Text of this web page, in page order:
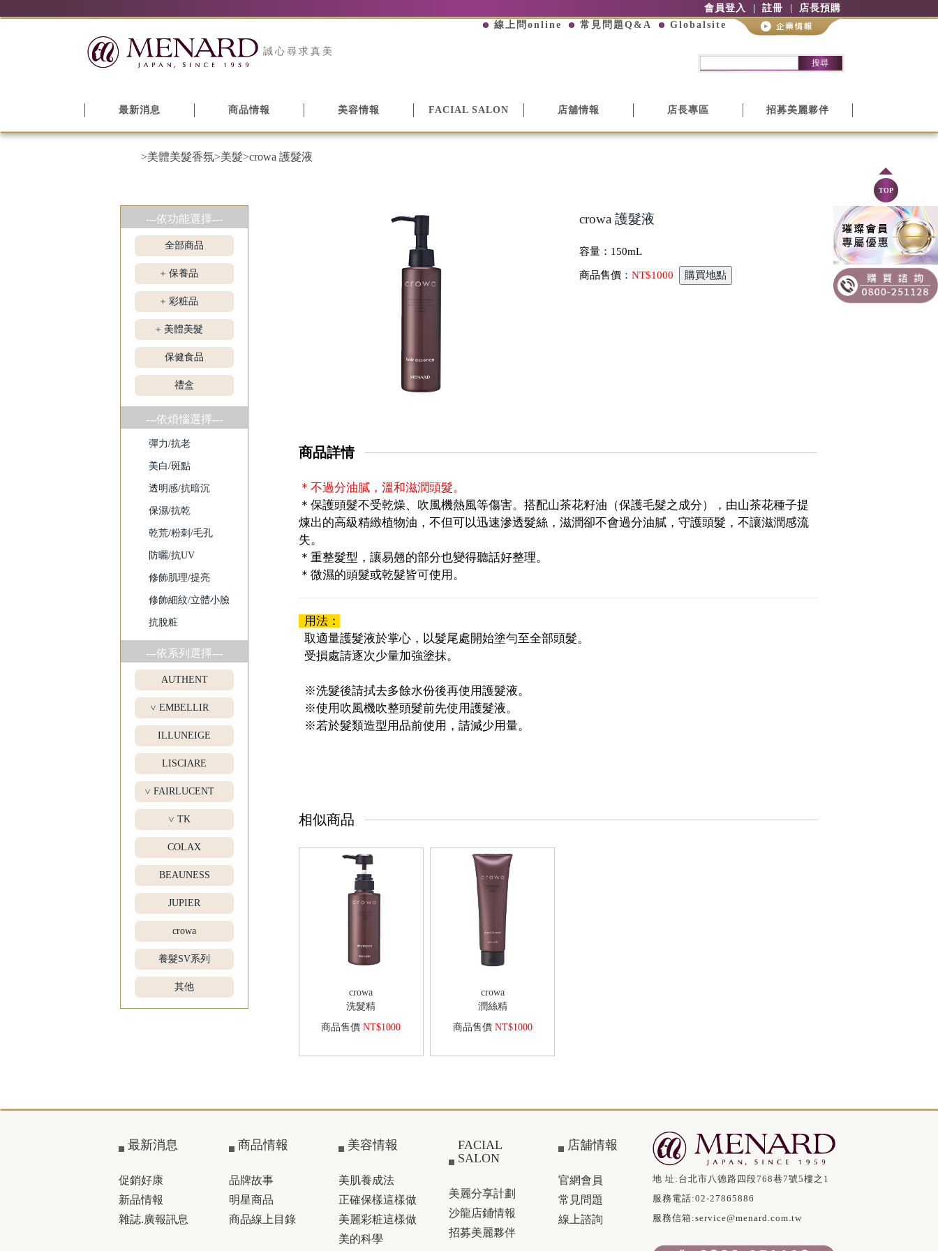
店長預購
註冊
會員登入
線上問online
常見問題Q&A Globalsite
搜尋
誠心尋求真美
最新消息 商品情報 美容情報 FACIAL SALON 店舖情報 店長專區 招募美麗夥伴
>美體美髮香氛>美髮>crowa 護髮液
---依功能選擇---
全部商品
+ 保養品
+ 彩粧品
+ 美體美髮
保健食品
禮盒
---依煩惱選擇---
彈力/抗老
美白/斑點
透明感/抗暗沉
保濕/抗乾
乾荒/粉刺/毛孔
防曬/抗UV
修飾肌理/提亮
修飾細紋/立體小臉
抗脫粧
---依系列選擇---
AUTHENT
> EMBELLIR
ILLUNEIGE
LISCIARE
> FAIRLUCENT
> TK
COLAX
BEAUNESS
JUPIER
crowa
養髮SV系列
其他
crowa 護髮液
容量： 150mL
商品售價： NT$1000
商品詳情
＊不過分油膩，溫和滋潤頭髮。
＊保護頭髮不受乾燥、吹風機熱風等傷害。搭配山茶花籽油（保護毛髮之成分），由山茶花種子提
煉出的高級精緻植物油，不但可以迅速滲透髮絲，滋潤卻不會過分油膩，守護頭髮，不讓滋潤感流
失。
＊重整髮型，讓易翹的部分也變得聽話好整理。
＊微濕的頭髮或乾髮皆可使用。
用法：
取適量護髮液於掌心，以髮尾處開始塗勻至全部頭髮。
受損處請逐次少量加強塗抹。
※洗髮後請拭去多餘水份後再使用護髮液。
※使用吹風機吹整頭髮前先使用護髮液。
※若於髮類造型用品前使用，請減少用量。
相似商品
crowa
洗髮精
商品售價 NT$1000
crowa
潤絲精
商品售價NT$1000
最新消息
促銷好康
新品情報
雜誌.廣報訊息
商品情報
品牌故事
明星商品
商品線上目錄
美容情報
美肌養成法
正確保樣這樣做
美麗彩粧這樣做
美的科學
FACIAL
SALON
美麗分享計劃
沙龍店鋪情報
招募美麗夥伴
店舖情報
官網會員
常見問題
線上諮詢
地 址: 台北市八德路四段768巷7號5樓之1
服務電話:02-27865886
服務信箱:service@menard.com.tw
TOP